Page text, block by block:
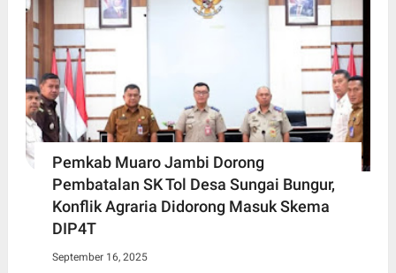
Pemkab Muaro Jambi Dorong
Pembatalan SK Tol Desa Sungai Bungur,
Konflik Agraria Didorong Masuk Skema
DIP4T
September 16, 2025